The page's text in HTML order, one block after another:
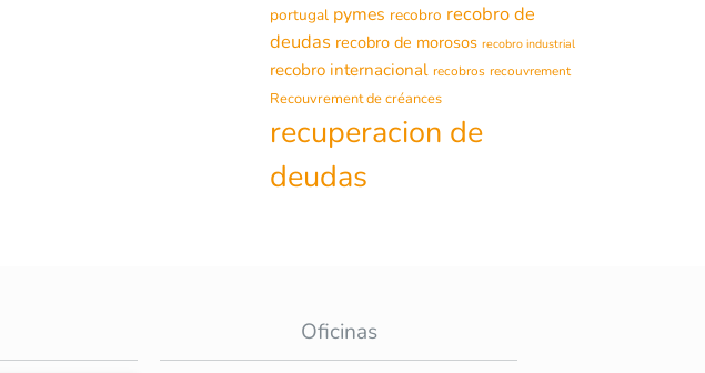
portugal pymes recobro recobro de
deudas recobro de morosos recobro industrial
recobro internacional recobros recouvrement
Recouvrement de créances
recuperacion de
deudas
Oficinas